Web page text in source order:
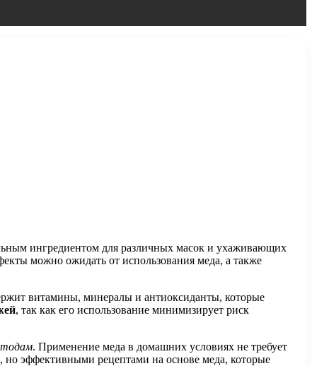
ингредиентом для различных масок и ухаживающих
можно ожидать от использования меда, а также
витамины, минералы и антиоксиданты, которые
, так как его использование минимизирует риск
. Применение меда в домашних условиях не требует
эффективными рецептами на основе меда, которые